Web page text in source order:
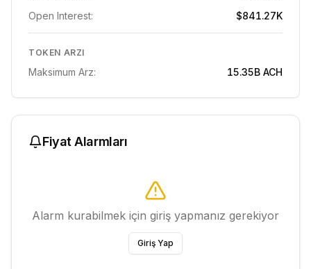
Open Interest:
$841.27K
TOKEN ARZI
Maksimum Arz: 15.35B ACH
Fiyat Alarmları
Alarm kurabilmek için giriş yapmanız gerekiyor
Giriş Yap